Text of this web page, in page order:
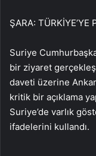
ŞARA: TÜRKİYE’YE
Suriye
bir ziyaret
daveti üzerine
kritik bir açıklama
Suriye’de varlık
ifadelerini kullandı.